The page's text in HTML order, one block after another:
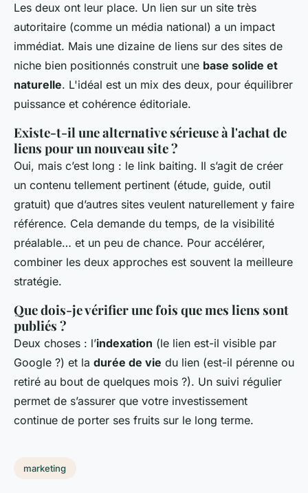
Les deux ont leur place. Un lien sur un site très
autoritaire (comme un média national) a un impact
immédiat. Mais une dizaine de liens sur des sites de
niche bien positionnés construit une base solide et
naturelle. L'idéal est un mix des deux, pour équilibrer
puissance et cohérence éditoriale.
Existe-t-il une alternative sérieuse à l'achat de
liens pour un nouveau site ?
Oui, mais c’est long : le link baiting. Il s’agit de créer
un contenu tellement pertinent (étude, guide, outil
gratuit) que d’autres sites veulent naturellement y faire
référence. Cela demande du temps, de la visibilité
préalable… et un peu de chance. Pour accélérer,
combiner les deux approches est souvent la meilleure
stratégie.
Que dois-je vérifier une fois que mes liens sont
publiés ?
Deux choses : l’indexation (le lien est-il visible par
Google ?) et la durée de vie du lien (est-il pérenne ou
retiré au bout de quelques mois ?). Un suivi régulier
permet de s’assurer que votre investissement
continue de porter ses fruits sur le long terme.
marketing